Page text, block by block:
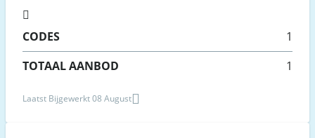
CODES
1
TOTAAL AANBOD
1
Laatst Bijgewerkt 08 August